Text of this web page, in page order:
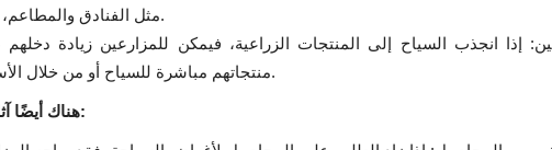
مثل الفنادق والمطاعم، وتعزيز التعاون.
إذا انجذب السياح إلى المنتجات الزراعية، فيمكن للمزارعين زيادة
منتجاتهم مباشرة للسياح أو من خلال الأسواق السياحية.
هناك أيضًا آثار سلبية محتملة مثل: